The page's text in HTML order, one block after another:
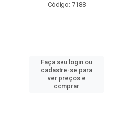
Código: 7188
Faça seu login ou
cadastre-se para
ver preços e
comprar